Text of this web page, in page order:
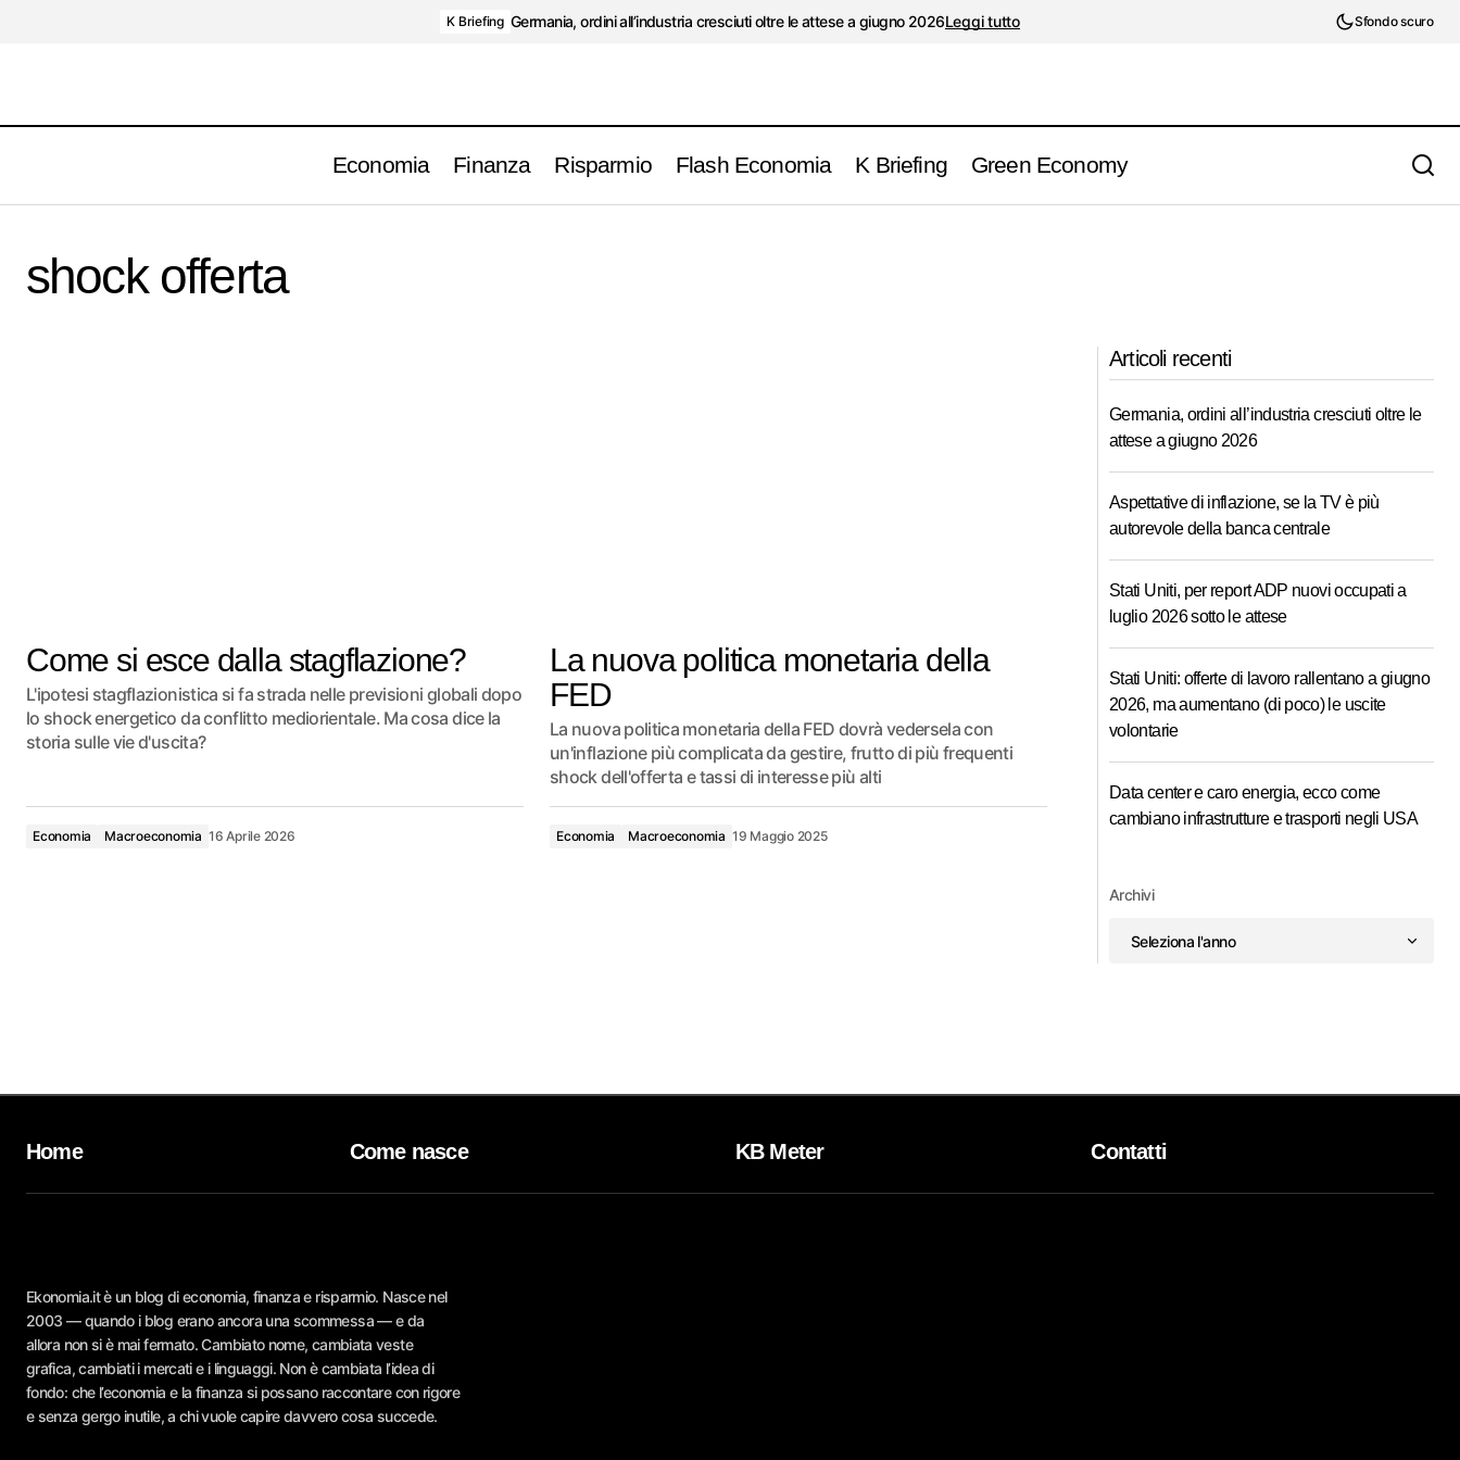
K Briefing Germania, ordini all’industria cresciuti oltre le attese a giugno 2026Leggi tutto Sfondo scuro
Economia Finanza Risparmio Flash Economia K Briefing Green Economy
shock offerta
Come si esce dalla stagflazione?
L'ipotesi stagflazionistica si fa strada nelle previsioni globali dopo
lo shock energetico da conflitto mediorientale. Ma cosa dice la
storia sulle vie d'uscita?
Economia Macroeconomia 16 Aprile 2026
La nuova politica monetaria della
FED
La nuova politica monetaria della FED dovrà vedersela con
un'inflazione più complicata da gestire, frutto di più frequenti
shock dell'offerta e tassi di interesse più alti
Economia Macroeconomia 19 Maggio 2025
Articoli recenti
Germania, ordini all’industria cresciuti oltre le
attese a giugno 2026
Aspettative di inflazione, se la TV è più
autorevole della banca centrale
Stati Uniti, per report ADP nuovi occupati a
luglio 2026 sotto le attese
Stati Uniti: offerte di lavoro rallentano a giugno
2026, ma aumentano (di poco) le uscite
volontarie
Data center e caro energia, ecco come
cambiano infrastrutture e trasporti negli USA
Archivi
Ekonomia.it è un blog di economia, finanza e risparmio. Nasce nel
2003 — quando i blog erano ancora una scommessa — e da
allora non si è mai fermato. Cambiato nome, cambiata veste
grafica, cambiati i mercati e i linguaggi. Non è cambiata l’idea di
fondo: che l’economia e la finanza si possano raccontare con rigore
e senza gergo inutile, a chi vuole capire davvero cosa succede.
Home Come nasce KB Meter Contatti